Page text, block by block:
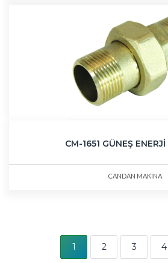
CM-1651 GÜNEŞ
CANDAN MAKİNA
1 2 3 4